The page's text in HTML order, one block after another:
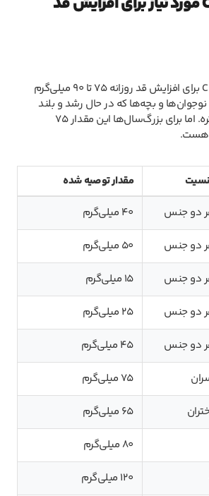
بهترین مقدار ویتامین C برای افزایش قد روزانه ۷۵ تا ۹۰ میلی‌گرم
و بچه‌ها که در حال رشد و بلند
شدن هستن، مناسب‌تره. اما برای بزرگ‌سال‌ها این مقدار ۷۵
هست.
مقدار توصیه شده
دو جنس 40 میلی‌گرم
دو جنس 50 میلی‌گرم
دو جنس 15 میلی‌گرم
دو جنس 25 میلی‌گرم
دو جنس 45 میلی‌گرم
75 میلی‌گرم
65 میلی‌گرم
80 میلی‌گرم
120 میلی‌گرم